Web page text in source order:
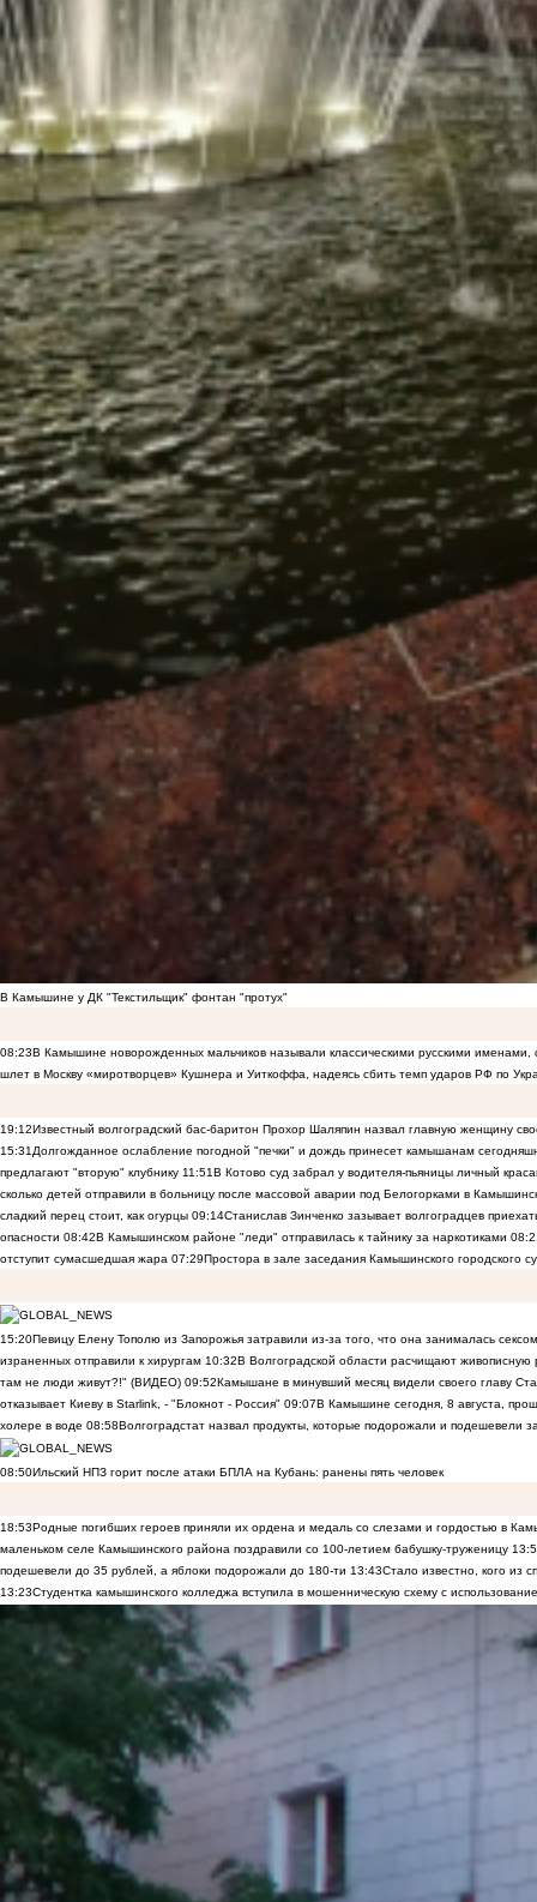
В Камышине у ДК "Текстильщик" фонтан "протух"
08:23В Камышине новорожденных мальчиков называли классическими русскими именами,
шлет в Москву «миротворцев» Кушнера и Уиткоффа, надеясь сбить темп ударов РФ по
19:12Известный волгоградский бас-баритон Прохор Шаляпин назвал главную женщину
15:31 Долгожданное ослабление погодной "печки" и дождь принесет камышанам
предлагают "вторую" клубнику 11:51В Котово суд забрал у водителя-пьяницы личный
сколько детей отправили в больницу после массовой аварии под Белогорками в
сладкий перец стоит, как огурцы 09:14Станислав Зинченко зазывает волгоградцев
опасности 08:42В Камышинском районе "леди" отправилась к тайнику за наркотиками
отступит сумасшедшая жара 07:29Простора в зале заседания Камышинского городского
15:20Певицу Елену Тополю из Запорожья затравили из-за того, что она занималась
израненных отправили к хирургам 10:32В Волгоградской области расчищают
там не люди живут?!" (ВИДЕО) 09:52Камышане в минувший месяц видели своего главу
отказывает Киеву в Starlink, - "Блокнот - Россия" 09:07В Камышине сегодня, 8 августа,
холере в воде 08:58Волгоградстат назвал продукты, которые подорожали и подешевели
08:50Ильский НПЗ горит после атаки БПЛА на Кубань: ранены пять человек
18:53Родные погибших героев приняли их ордена и медаль со слезами и гордостью в
маленьком селе Камышинского района поздравили со 100-летием бабушку-труженицу
подешевели до 35 рублей, а яблоки подорожали до 180-ти 13:43Стало известно, кого из
13:23Студентка камышинского колледжа вступила в мошенническую схему с